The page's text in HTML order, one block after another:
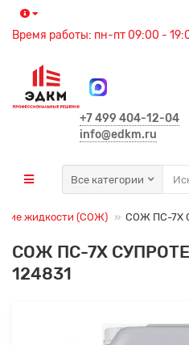
Время работы: пн-пт 09:00 -
+7 499 404-12-04
info@edkm.ru
Все категории
жидкости (СОЖ) СОЖ ПС-7Х
СОЖ ПС-7Х
124831